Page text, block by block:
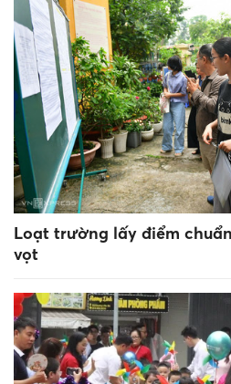
Loạt trường lấy điểm
vọt